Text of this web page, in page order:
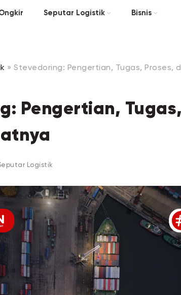
Seputar Logistik Bisnis
» Stevedoring: Pengertian, Tugas, Proses,
Pengertian,
Logistik